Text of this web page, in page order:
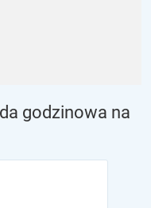
godzinowa na